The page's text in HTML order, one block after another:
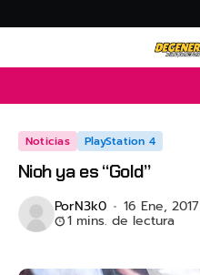
Noticias PlayStation 4
Nioh ya es “Gold”
PorN3k0 16 Ene, 2017
1 mins. de lectura